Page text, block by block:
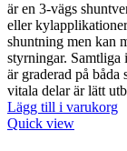
är en 3-vägs
eller
shuntning men kan
styrningar. Samtliga
är graderad på
vitala delar är lätt
Lägg till i varukorg
Quick view